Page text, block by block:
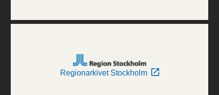
Regionarkivet Stockholm